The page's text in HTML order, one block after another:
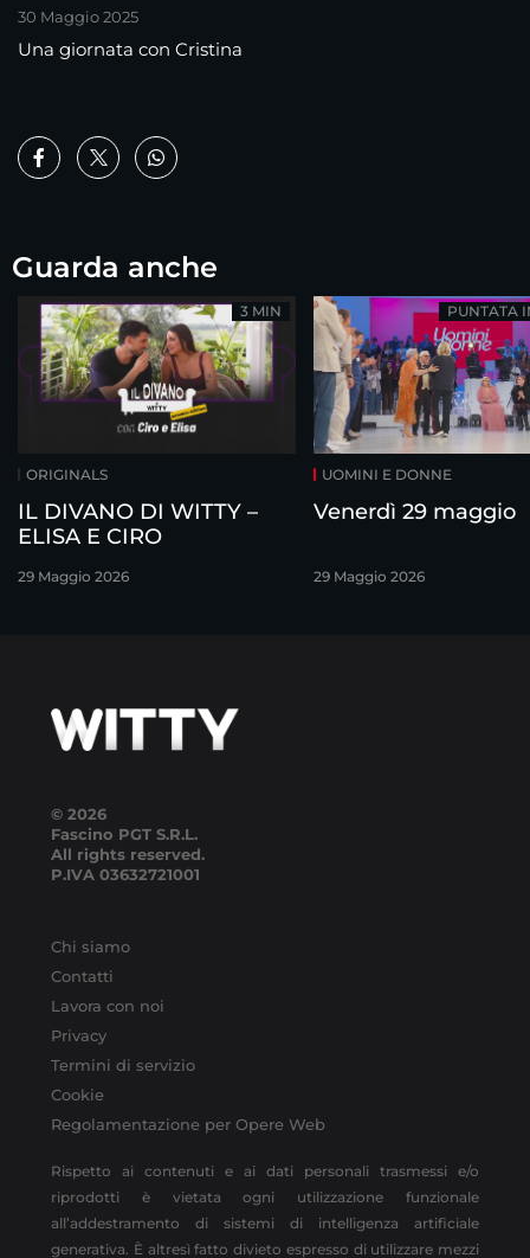
30 Maggio 2025
Una giornata con Cristina
Guarda anche
ORIGINALS
IL DIVANO DI WITTY –
ELISA E CIRO
29 Maggio 2026
3 MIN
UOMINI E DONNE
Venerdì 29 maggio
29 Maggio 2026
PUNTATA
© 2026
Fascino PGT S.R.L.
All rights reserved.
P.IVA 03632721001
Chi siamo
Contatti
Lavora con noi
Privacy
Termini di servizio
Cookie
Regolamentazione per Opere Web
Rispetto ai contenuti e ai dati personali trasmessi e/o
riprodotti è vietata ogni utilizzazione funzionale
all’addestramento di sistemi di intelligenza artificiale
generativa. È altresì fatto divieto espresso di utilizzare mezzi